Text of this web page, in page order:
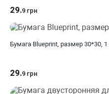
29.9 грн
Бумага Blueprint, размер 30*30,
29.9 грн